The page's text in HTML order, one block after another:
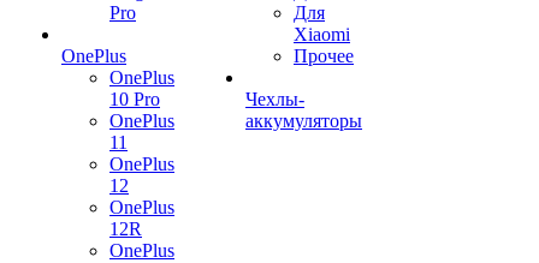
Pro
OnePlus
OnePlus
10 Pro
OnePlus
11
OnePlus
12
OnePlus
12R
OnePlus
Для
Xiaomi
Прочее
Чехлы-
аккумуляторы